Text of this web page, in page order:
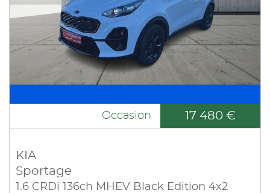
Occasion 17 480 €
KIA
Sportage
1.6 CRDi 136ch MHEV Black Edition 4x2